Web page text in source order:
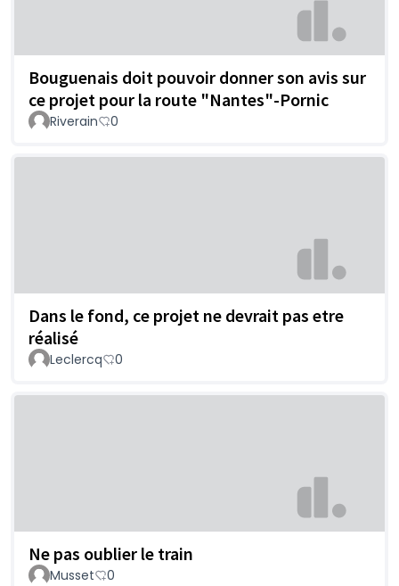
Bouguenais doit pouvoir donner son avis sur
ce projet pour la route "Nantes"-Pornic
Riverain 0
Dans le fond, ce projet ne devrait pas etre
réalisé
Leclercq 0
Ne pas oublier le train
Musset 0